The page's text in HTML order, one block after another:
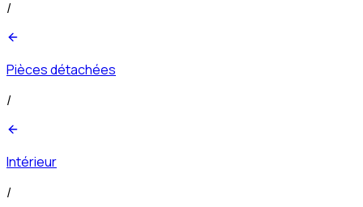
/
Pièces détachées
/
Intérieur
/